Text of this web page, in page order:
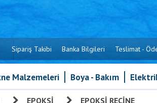
Sipariş Takibi Banka Bilgileri Teslimat -
Malzemeleri Boya - Bakım
EPOKSI EPOKSI REÇINE